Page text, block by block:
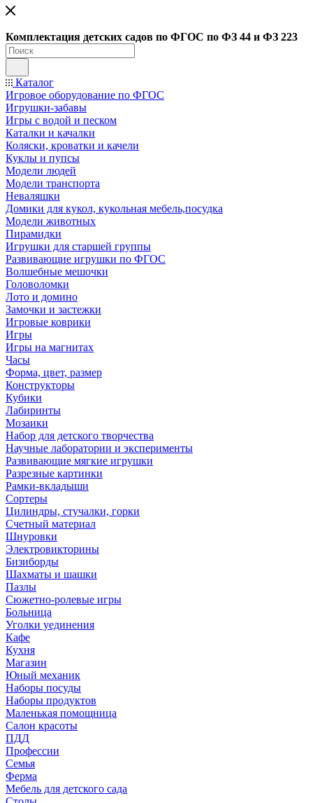
Комплектация детских садов по ФГОC по ФЗ 44 и ФЗ 223
Каталог
Игровое оборудование по ФГОС
Игрушки-забавы
Игры с водой и песком
Каталки и качалки
Коляски, кроватки и качели
Куклы и пупсы
Модели людей
Модели транспорта
Неваляшки
Домики для кукол, кукольная мебель,посудка
Модели животных
Пирамидки
Игрушки для старшей группы
Развивающие игрушки по ФГОС
Волшебные мешочки
Головоломки
Лото и домино
Замочки и застежки
Игровые коврики
Игры
Игры на магнитах
Часы
Форма, цвет, размер
Конструкторы
Кубики
Лабиринты
Мозаики
Набор для детского творчества
Научные лаборатории и эксперименты
Развивающие мягкие игрушки
Разрезные картинки
Рамки-вкладыши
Сортеры
Цилиндры, стучалки, горки
Счетный материал
Шнуровки
Электровикторины
Бизиборды
Шахматы и шашки
Пазлы
Сюжетно-ролевые игры
Больница
Уголки уединения
Кафе
Кухня
Магазин
Юный механик
Наборы посуды
Наборы продуктов
Маленькая помощница
Салон красоты
ПДД
Профессии
Семья
Ферма
Мебель для детского сада